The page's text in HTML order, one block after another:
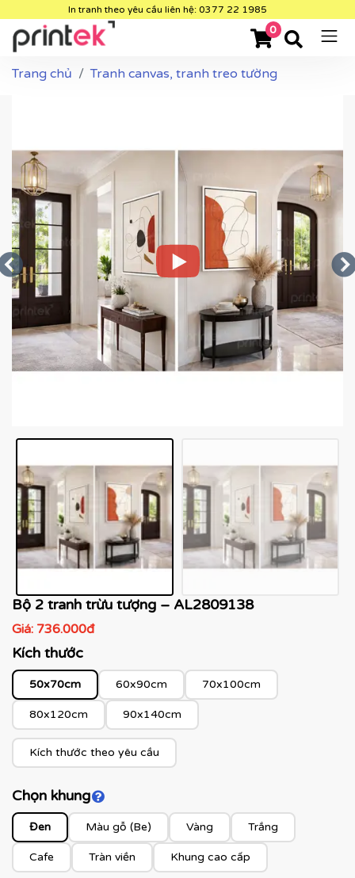
In tranh theo yêu cầu liên hệ: 0377 22 1985
0
Trang chủ Tranh canvas, tranh treo tường
Bộ 2 tranh trừu tượng – AL2809138
Giá: 736.000đ
Kích thước
50x70cm 60x90cm 70x100cm
80x120cm 90x140cm
Kích thước theo yêu cầu
Chọn khungClick để xem màu khung
Đen Màu gỗ (Be) Vàng Trắng
Cafe Tràn viền Khung cao cấp